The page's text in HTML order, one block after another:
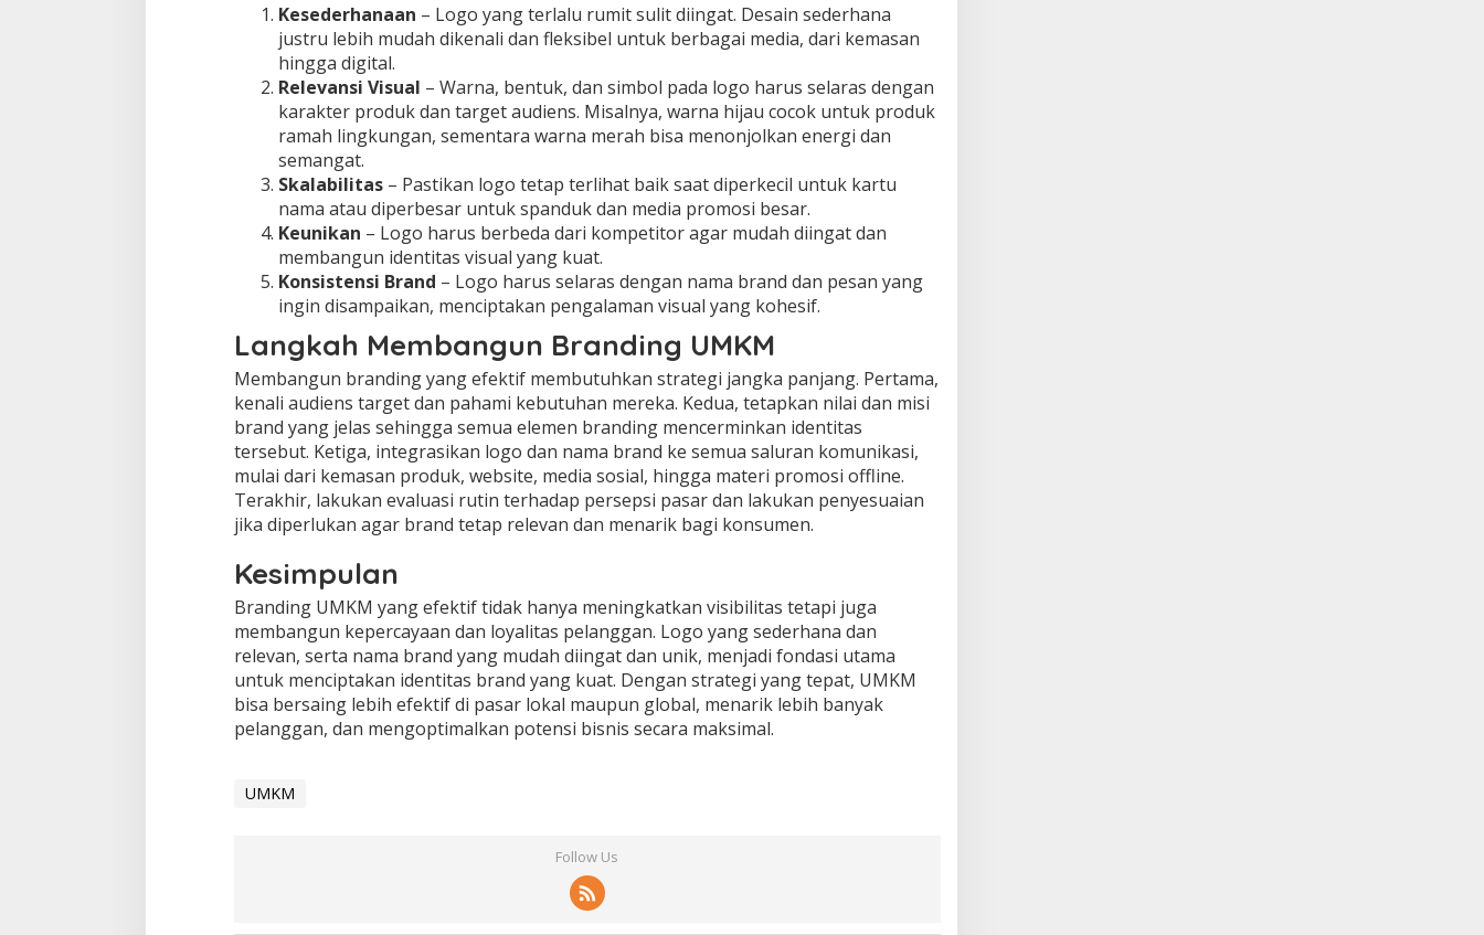
Kesederhanaan – Logo yang terlalu rumit sulit diingat. Desain sederhana
justru lebih mudah dikenali dan fleksibel untuk berbagai media, dari kemasan
hingga digital.
Relevansi Visual – Warna, bentuk, dan simbol pada logo harus selaras dengan
karakter produk dan target audiens. Misalnya, warna hijau cocok untuk produk
ramah lingkungan, sementara warna merah bisa menonjolkan energi dan
semangat.
Skalabilitas– Pastikan logo tetap terlihat baik saat diperkecil untuk kartu
nama atau diperbesar untuk spanduk dan media promosi besar.
Keunikan – Logo harus berbeda dari kompetitor agar mudah diingat dan
membangun identitas visual yang kuat.
Konsistensi Brand – Logo harus selaras dengan nama brand dan pesan yang
ingin disampaikan, menciptakan pengalaman visual yang kohesif.
Langkah Membangun Branding UMKM
Membangun branding yang efektif membutuhkan strategi jangka panjang. Pertama,
kenali audiens target dan pahami kebutuhan mereka. Kedua, tetapkan nilai dan misi
brand yang jelas sehingga semua elemen branding mencerminkan identitas
tersebut. Ketiga, integrasikan logo dan nama brand ke semua saluran komunikasi,
mulai dari kemasan produk, website, media sosial, hingga materi promosi offline.
Terakhir, lakukan evaluasi rutin terhadap persepsi pasar dan lakukan penyesuaian
jika diperlukan agar brand tetap relevan dan menarik bagi konsumen.
Kesimpulan
Branding UMKM yang efektif tidak hanya meningkatkan visibilitas tetapi juga
membangun kepercayaan dan loyalitas pelanggan. Logo yang sederhana dan
relevan, serta nama brand yang mudah diingat dan unik, menjadi fondasi utama
untuk menciptakan identitas brand yang kuat. Dengan strategi yang tepat, UMKM
bisa bersaing lebih efektif di pasar lokal maupun global, menarik lebih banyak
pelanggan, dan mengoptimalkan potensi bisnis secara maksimal.
UMKM
Follow Us